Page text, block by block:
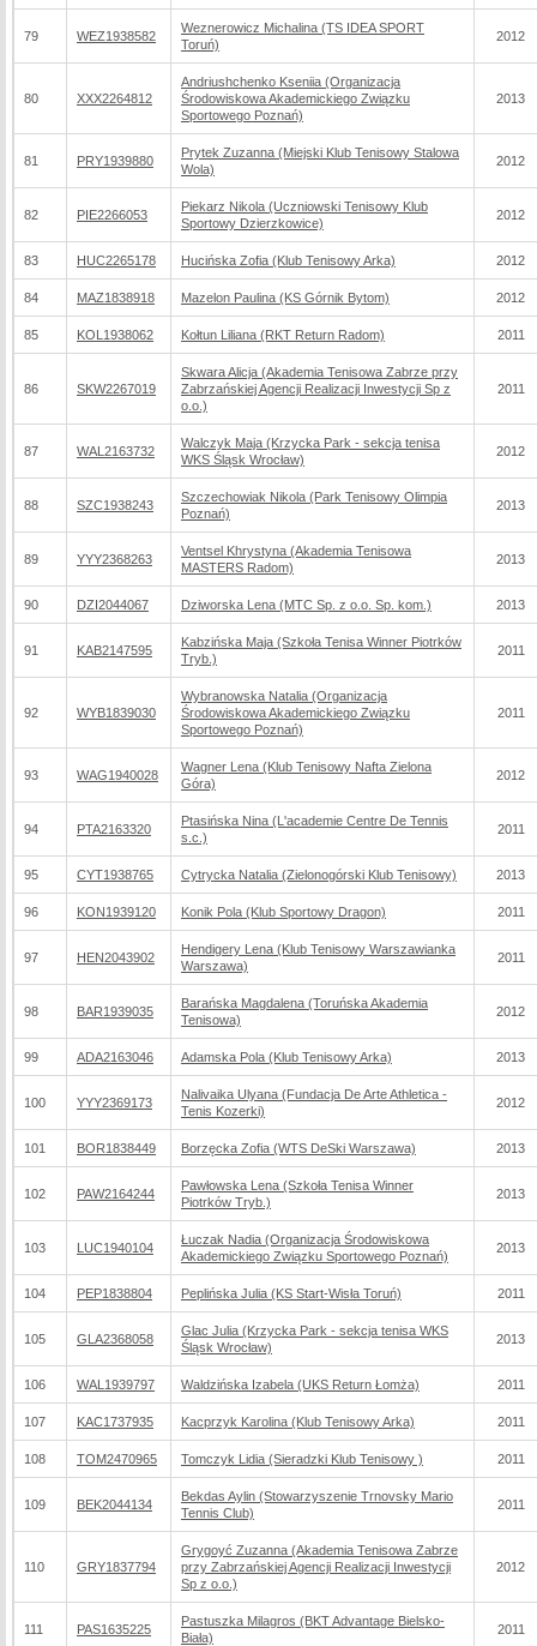
79 WEZ1938582
Weznerowicz Michalina (TS IDEA SPORT
Toruń)
2012
80 XXX2264812
Andriushchenko Kseniia (Organizacja
Środowiskowa Akademickiego Związku
Sportowego Poznań)
2013
81 PRY1939880
Prytek Zuzanna (Miejski Klub Tenisowy Stalowa
Wola)
2012
82 PIE2266053
Piekarz Nikola (Uczniowski Tenisowy Klub
Sportowy Dzierzkowice)
2012
83 HUC2265178 Hucińska Zofia (Klub Tenisowy Arka) 2012
84 MAZ1838918 Mazelon Paulina (KS Górnik Bytom) 2012
85 KOL1938062 Kołtun Liliana (RKT Return Radom) 2011
86 SKW2267019
Skwara Alicja (Akademia Tenisowa Zabrze przy
Zabrzańskiej Agencji Realizacji Inwestycji Sp z
o.o.)
2011
87 WAL2163732
Walczyk Maja (Krzycka Park - sekcja tenisa
WKS Śląsk Wrocław)
2012
88 SZC1938243
Szczechowiak Nikola (Park Tenisowy Olimpia
Poznań)
2013
89 YYY2368263
Ventsel Khrystyna (Akademia Tenisowa
MASTERS Radom)
2013
90 DZI2044067 Dziworska Lena (MTC Sp. z o.o. Sp. kom.) 2013
91 KAB2147595
Kabzińska Maja (Szkoła Tenisa Winner Piotrków
Tryb.)
2011
92 WYB1839030
Wybranowska Natalia (Organizacja
Środowiskowa Akademickiego Związku
Sportowego Poznań)
2011
93 WAG1940028
Wagner Lena (Klub Tenisowy Nafta Zielona
Góra)
2012
94 PTA2163320
Ptasińska Nina (L'academie Centre De Tennis
s.c.)
2011
95 CYT1938765 Cytrycka Natalia (Zielonogórski Klub Tenisowy) 2013
96 KON1939120 Konik Pola (Klub Sportowy Dragon) 2011
97 HEN2043902
Hendigery Lena (Klub Tenisowy Warszawianka
Warszawa)
2011
98 BAR1939035
Barańska Magdalena (Toruńska Akademia
Tenisowa)
2012
99 ADA2163046 Adamska Pola (Klub Tenisowy Arka) 2013
100 YYY2369173
Nalivaika Ulyana (Fundacja De Arte Athletica -
Tenis Kozerki)
2012
101 BOR1838449 Borzęcka Zofia (WTS DeSki Warszawa) 2013
102 PAW2164244
Pawłowska Lena (Szkoła Tenisa Winner
Piotrków Tryb.)
2013
103 LUC1940104
Łuczak Nadia (Organizacja Środowiskowa
Akademickiego Związku Sportowego Poznań)
2013
104 PEP1838804 Peplińska Julia (KS Start-Wisła Toruń) 2011
105 GLA2368058
Glac Julia (Krzycka Park - sekcja tenisa WKS
Śląsk Wrocław)
2013
106 WAL1939797 Waldzińska Izabela (UKS Return Łomża) 2011
107 KAC1737935 Kacprzyk Karolina (Klub Tenisowy Arka) 2011
108 TOM2470965 Tomczyk Lidia (Sieradzki Klub Tenisowy ) 2011
109 BEK2044134
Bekdas Aylin (Stowarzyszenie Trnovsky Mario
Tennis Club)
2011
110 GRY1837794
Grygoyć Zuzanna (Akademia Tenisowa Zabrze
przy Zabrzańskiej Agencji Realizacji Inwestycji
Sp z o.o.)
2012
111 PAS1635225
Pastuszka Milagros (BKT Advantage Bielsko-
Biała)
2011